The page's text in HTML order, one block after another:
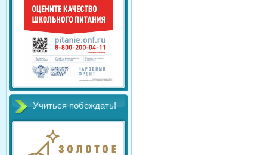
Учиться побеждать!